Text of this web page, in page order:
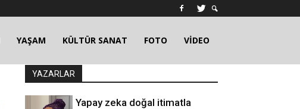
YAŞAM KÜLTÜR SANAT FOTO VİDEO
YAZARLAR
Yapay zeka doğal itimatla